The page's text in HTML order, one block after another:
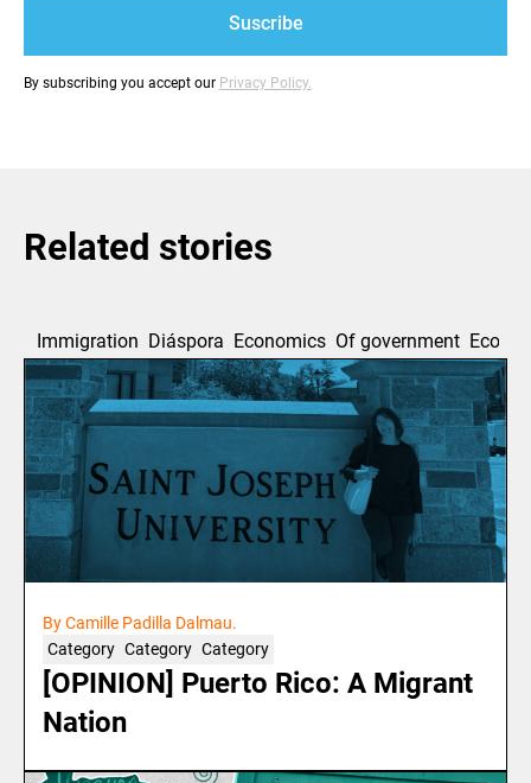
By subscribing you accept our Privacy Policy.
Related stories
Immigration Diáspora Economics Of government
By Camille Padilla Dalmau.
Category Category Category
[OPINION] Puerto Rico: A Migrant
Nation